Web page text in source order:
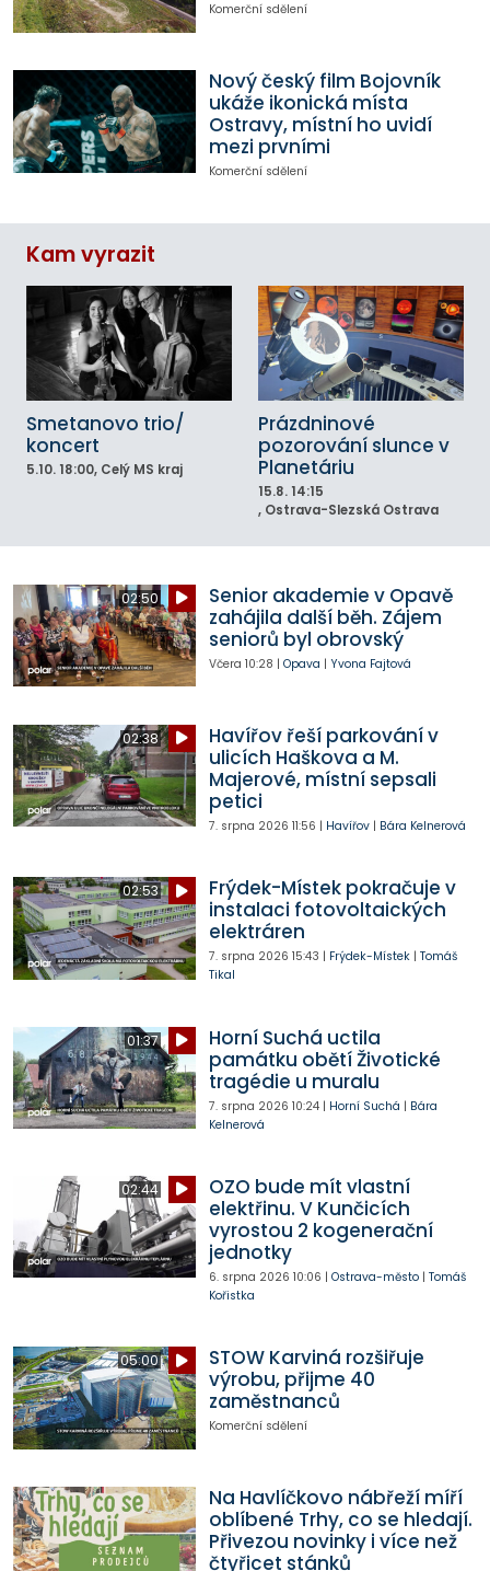
Komerční sdělení
Nový český film Bojovník
ukáže ikonická místa
Ostravy, místní ho uvidí
mezi prvními
Komerční sdělení
Kam vyrazit
Smetanovo trio/
koncert
5.10. 18:00, Celý MS kraj
Prázdninové
pozorování slunce v
Planetáriu
15.8. 14:15
, Ostrava-Slezská Ostrava
02:50
Senior akademie v Opavě
zahájila další běh. Zájem
seniorů byl obrovský
Včera 10:28 | Opava | Yvona Fajtová
02:38
Havířov řeší parkování v
ulicích Haškova a M.
Majerové, místní sepsali
petici
7. srpna 2026 11:56 | Havířov| Bára Kelnerová
02:53
Frýdek-Místek pokračuje v
instalaci fotovoltaických
elektráren
7. srpna 2026 15:43 | Frýdek-Místek| Tomáš
Tikal
01:37
Horní Suchá uctila
památku obětí Životické
tragédie u muralu
7. srpna 2026 10:24| Horní Suchá | Bára
Kelnerová
02:44
OZO bude mít vlastní
elektřinu. V Kunčicích
vyrostou 2 kogenerační
jednotky
6. srpna 2026 10:06 | Ostrava-město| Tomáš
Kořistka
05:00
STOW Karviná rozšiřuje
výrobu, přijme 40
zaměstnanců
Komerční sdělení
Na Havlíčkovo nábřeží míří
oblíbené Trhy, co se hledají.
Přivezou novinky i více než
čtyřicet stánků